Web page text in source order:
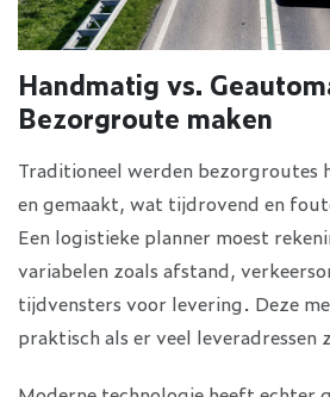
Handmatig vs.
Bezorgroute maken
Traditioneel werden bezorgroutes
en gemaakt, wat tijdrovend en
Een logistieke planner moest
variabelen zoals afstand,
tijdvensters voor levering. Deze
praktisch als er veel leveradressen